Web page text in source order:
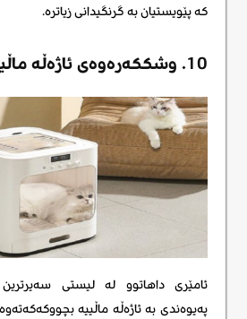
کە پێویستیان بە گرنگیدانی زیاترە.
10. وشککەرەوەی ئاژەڵە ماڵیەکان:
ئامێری داهاتوو لە لیستی
پەیوەندی بە ئاژەڵە ماڵییە